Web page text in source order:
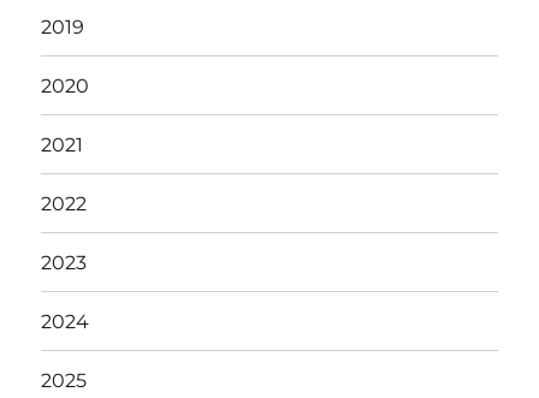
2019
2020
2021
2022
2023
2024
2025